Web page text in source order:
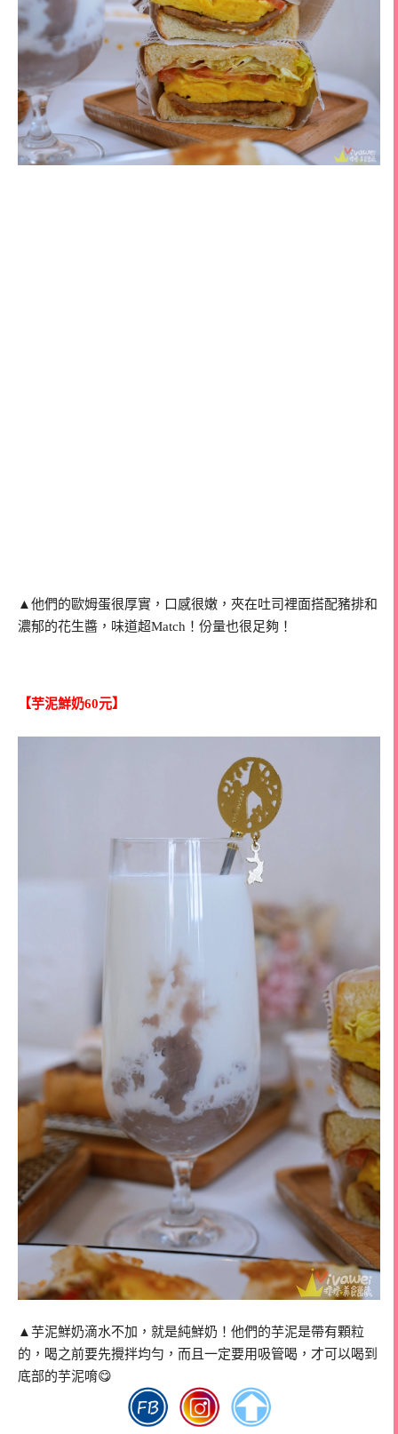
▲他們的歐姆蛋很厚實，口感很嫩，夾在吐司裡面搭配豬排和
濃郁的花生醬，味道超Match！份量也很足夠！
【芋泥鮮奶60元】
▲芋泥鮮奶滴水不加，就是純鮮奶！他們的芋泥是帶有顆粒
的，喝之前要先攪拌均勻，而且一定要用吸管喝，才可以喝到
底部的芋泥唷😋